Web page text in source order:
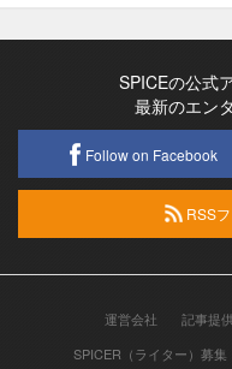
SPICEの公式
最新のエン
Follow on Facebook
RSSフ
運営会社 記事提
SPICER（ライター）募集